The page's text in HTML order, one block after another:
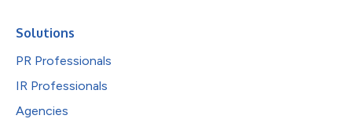
Solutions
PR Professionals
IR Professionals
Agencies